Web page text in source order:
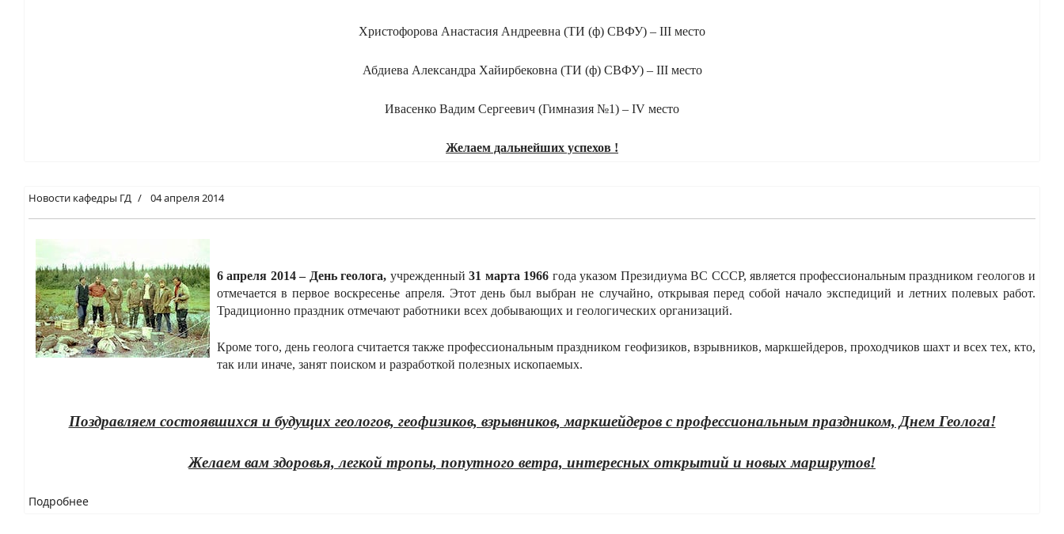
Христофорова Анастасия Андреевна (ТИ (ф) СВФУ) – III место
Абдиева Александра Хайирбековна (ТИ (ф) СВФУ) – III место
Ивасенко Вадим Сергеевич (Гимназия №1) – IV место
Желаем дальнейших успехов !
Новости кафедры ГД 04 апреля 2014
6 апреля 2014 – День геолога, учрежденный31 марта 1966 года указом Президиума ВС СССР, является профессиональным праздником геологов и
отмечается в первое воскресенье апреля. Этот день был выбран не случайно, открывая перед собой начало экспедиций и летних полевых работ.
Традиционно праздник отмечают работники всех добывающих и геологических организаций.
Кроме того, день геолога считается также профессиональным праздником геофизиков, взрывников, маркшейдеров, проходчиков шахт и всех тех, кто,
так или иначе, занят поиском и разработкой полезных ископаемых.
Поздравляем состоявшихся и будущих геологов, геофизиков, взрывников, маркшейдеров с профессиональным праздником, Днем Геолога!
Желаем вам здоровья, легкой тропы, попутного ветра, интересных открытий и новых маршрутов!
Подробнее